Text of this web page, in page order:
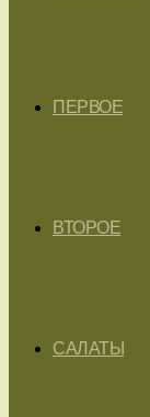
ПЕРВОЕ
ВТОРОЕ
САЛАТЫ